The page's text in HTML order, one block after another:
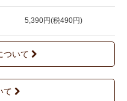
5,390円(税490円)
ついて
て